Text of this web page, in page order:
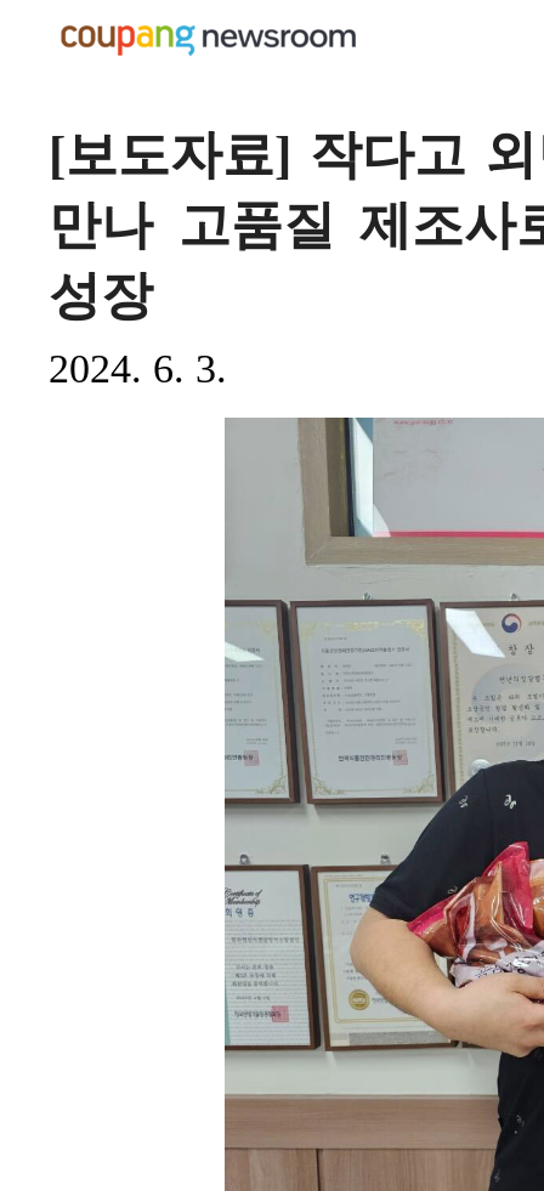
[보도자료] 작다고
만나 고품질 제조
성장
2024. 6. 3.